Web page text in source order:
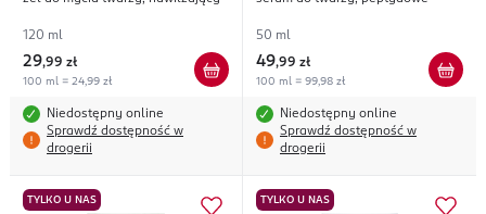
Clean
120 ml
29,99 zł
100 ml = 24,99 zł
Niedostępny online
Sprawdź dostępność w
drogerii
Resist
50 ml
49,99 zł
100 ml = 99,98 zł
Niedostępny online
Sprawdź dostępność w
drogerii
TYLKO U NAS TYLKO U NAS